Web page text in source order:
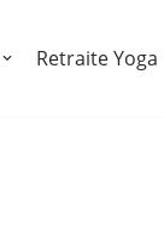
Retraite Yoga